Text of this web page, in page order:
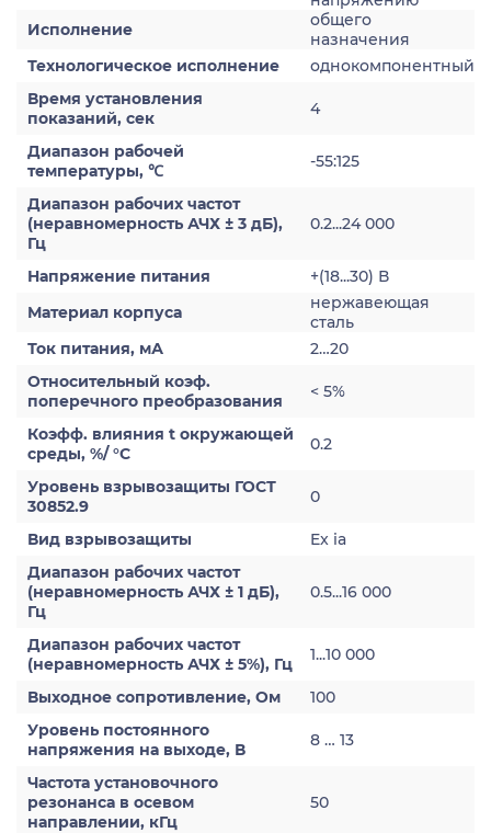
Исполнение
общего
назначения
Технологическое исполнение
однокомпонентный
Время установления
показаний, сек
4
Диапазон рабочей
температуры, ℃
-55:125
Диапазон рабочих частот
(неравномерность АЧХ ± 3 дБ),
Гц
0.2...24 000
Напряжение питания
+(18...30) В
Материал корпуса
нержавеющая
сталь
Ток питания, мА
2…20
Относительный коэф.
поперечного преобразования
< 5%
Коэфф. влияния t окружающей
среды, %/ °С
0.2
Уровень взрывозащиты ГОСТ
30852.9
0
Вид взрывозащиты
Ex ia
Диапазон рабочих частот
(неравномерность АЧХ ± 1 дБ),
Гц
0.5...16 000
Диапазон рабочих частот
(неравномерность АЧХ ± 5%), Гц
1...10 000
Выходное сопротивление, Ом
100
Уровень постоянного
напряжения на выходе, В
8 … 13
Частота установочного
резонанса в осевом
направлении, кГц
50